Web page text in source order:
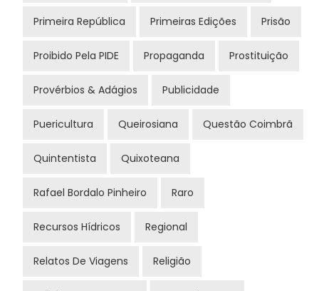
Primeira República Primeiras Edições Prisão
Proibido Pela PIDE Propaganda Prostituição
Provérbios & Adágios Publicidade
Puericultura Queirosiana Questão Coimbrã
Quintentista Quixoteana
Rafael Bordalo Pinheiro Raro
Recursos Hídricos Regional
Relatos De Viagens Religião